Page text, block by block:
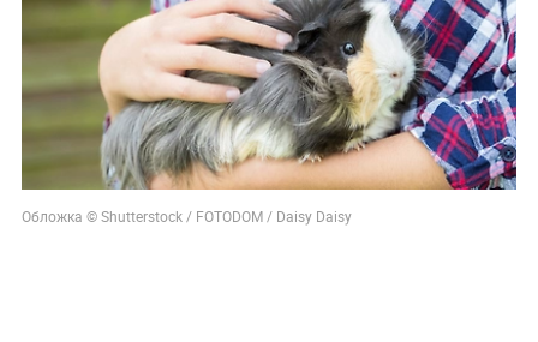
Обложка © Shutterstock / FOTODOM / Daisy Daisy